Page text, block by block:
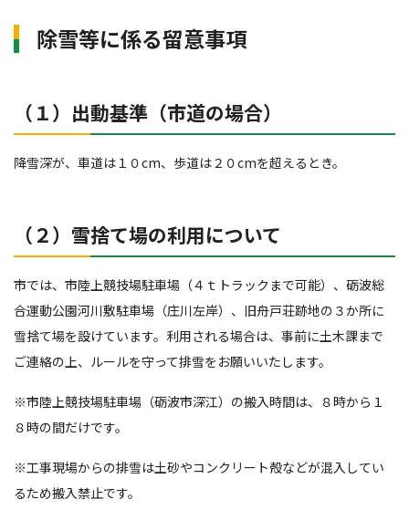
除雪等に係る留意事項
（１）出動基準（市道の場合）
降雪深が、車道は１０cm、歩道は２０cmを超えるとき。
（２）雪捨て場の利用について
市では、市陸上競技場駐車場（４ｔトラックまで可能）、砺波総
合運動公園河川敷駐車場（庄川左岸）、旧舟戸荘跡地の３か所に
雪捨て場を設けています。利用される場合は、事前に土木課まで
ご連絡の上、ルールを守って排雪をお願いいたします。
※市陸上競技場駐車場（砺波市深江）の搬入時間は、８時から１
８時の間だけです。
※工事現場からの排雪は土砂やコンクリート殻などが混入してい
るため搬入禁止です。